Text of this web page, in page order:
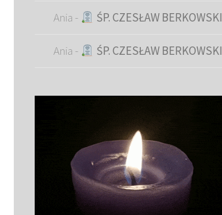
Ania - ŚP. CZESŁAW BERKOWSKI
Ania - ŚP. CZESŁAW BERKOWSKI